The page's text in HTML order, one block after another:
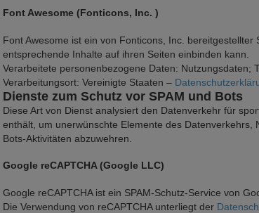
Font Awesome (Fonticons, Inc. )
Font Awesome ist ein von Fonticons, Inc.
entsprechende Inhalte auf ihren Seiten einbinden kann.
Verarbeitete personenbezogene Daten: Nutzungsdaten;
Verarbeitungsort: Vereinigte Staaten –
Dienste zum Schutz vor SPAM und Bots
Diese Art von Dienst analysiert den Datenverkehr für
enthält, um unerwünschte Elemente des
Bots-Aktivitäten abzuwehren.
Google reCAPTCHA (Google LLC)
Google reCAPTCHA ist ein SPAM-Schutz-Service von
Die Verwendung von reCAPTCHA unterliegt der